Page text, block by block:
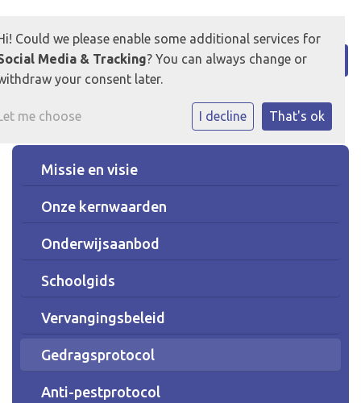
Missie en visie
Onze kernwaarden
Onderwijsaanbod
Schoolgids
Vervangingsbeleid
Gedragsprotocol
Anti-pestprotocol
Could we please enable some additional services for
Media & Tracking? You can always change or
your consent later.
me choose I decline That's ok